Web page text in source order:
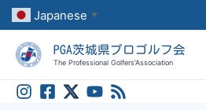
容
Japanese ▼
PGA茨城県プロゴルフ会
The Professional Golfers’Association